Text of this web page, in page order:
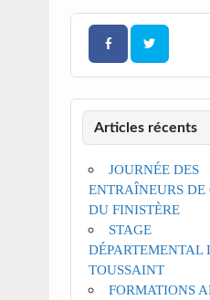
Articles récents
JOURNÉE DES
ENTRAÎNEURS DE
DU FINISTÈRE
STAGE
DÉPARTEMENTAL
TOUSSAINT
FORMATIONS